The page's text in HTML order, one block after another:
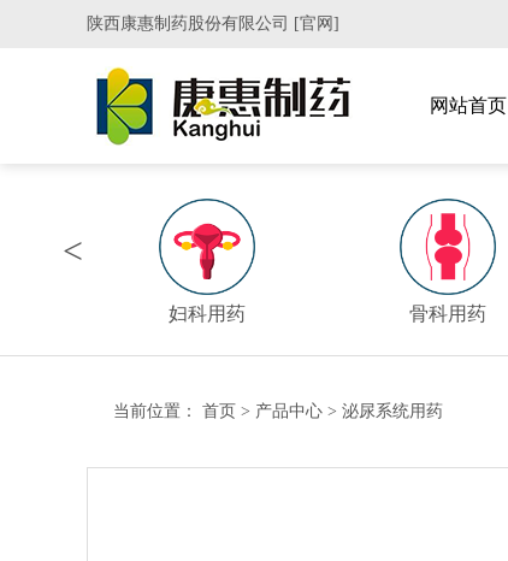
陕西康惠制药股份有限公司 [官网]
网站首页
妇科用药 骨科用药
<
当前位置： 首页 > 产品中心 > 泌尿系统用药